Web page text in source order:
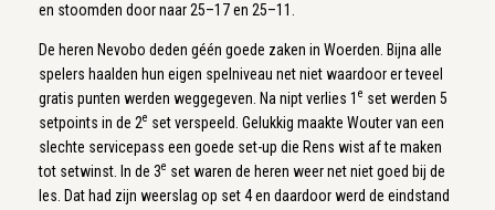
en stoomden door naar 25–17 en 25–11.
De heren Nevobo deden géén goede zaken in Woerden. Bijna alle
spelers haalden hun eigen spelniveau net niet waardoor er teveel
gratis punten werden weggegeven. Na nipt verlies 1 e set werden 5
setpoints in de 2e set verspeeld. Gelukkig maakte Wouter van een
slechte servicepass een goede set-up die Rens wist af te maken
tot setwinst. In de 3e set waren de heren weer net niet goed bij de
les. Dat had zijn weerslag op set 4 en daardoor werd de eindstand